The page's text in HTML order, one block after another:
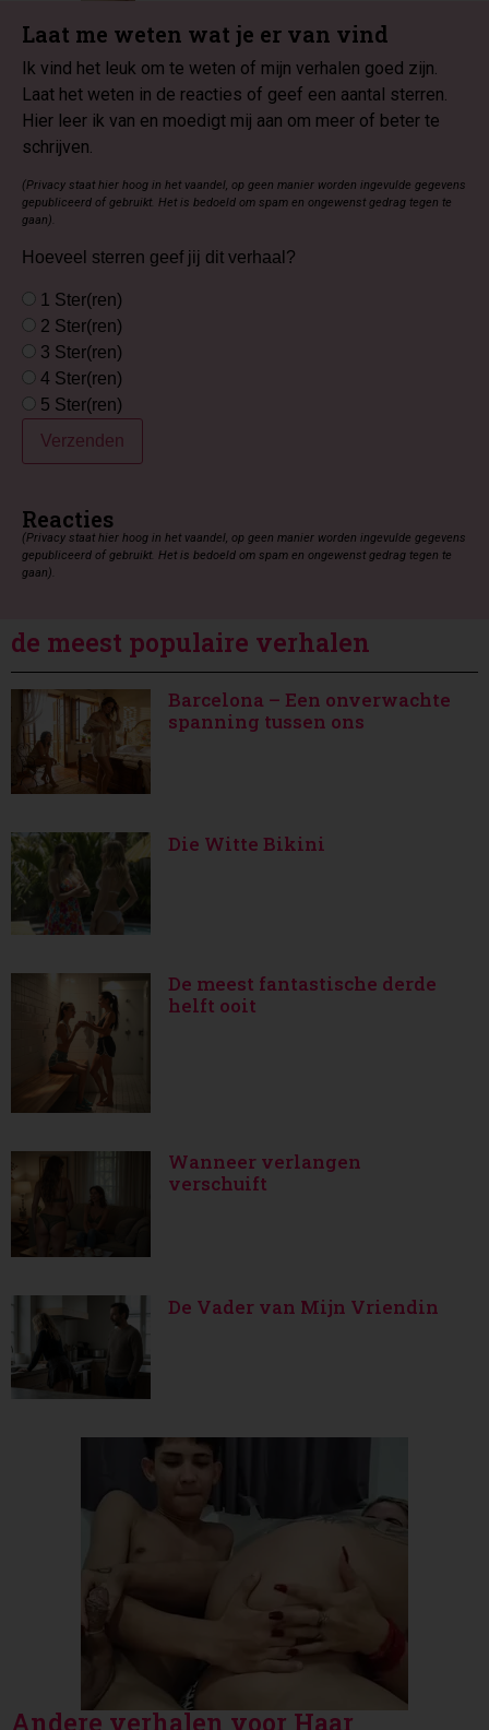
Laat me weten wat je er van vind
Ik vind het leuk om te weten of mijn verhalen goed zijn.
Laat het weten in de reacties of geef een aantal sterren.
Hier leer ik van en moedigt mij aan om meer of beter te
schrijven.
(Privacy staat hier hoog in het vaandel, op geen manier worden ingevulde gegevens
gepubliceerd of gebruikt. Het is bedoeld om spam en ongewenst gedrag tegen te
gaan).
Hoeveel sterren geef jij dit verhaal?
1 Ster(ren)
2 Ster(ren)
3 Ster(ren)
4 Ster(ren)
5 Ster(ren)
Verzenden
Reacties
(Privacy staat hier hoog in het vaandel, op geen manier worden ingevulde gegevens
gepubliceerd of gebruikt. Het is bedoeld om spam en ongewenst gedrag tegen te
gaan).
de meest populaire verhalen
Barcelona – Een onverwachte
spanning tussen ons
Die Witte Bikini
De meest fantastische derde
helft ooit
Wanneer verlangen
verschuift
De Vader van Mijn Vriendin
Andere verhalen voor Haar